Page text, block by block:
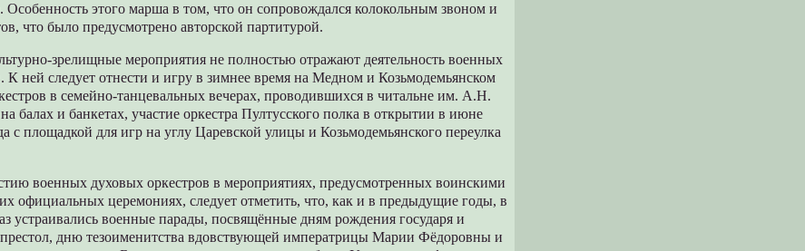
Особенность этого марша в том, что он сопровождался колокольным звоном и
что было предусмотрено авторской партитурой.
зрелищные мероприятия не полностью отражают деятельность военных
К ней следует отнести и игру в зимнее время на Медном и Козьмодемьянском
в семейно-танцевальных вечерах, проводившихся в читальне им. А.Н.
балах и банкетах, участие оркестра Пултусского полка в открытии в июне
с площадкой для игр на углу Царевской улицы и Козьмодемьянского переулка
военных духовых оркестров в мероприятиях, предусмотренных воинскими
официальных церемониях, следует отметить, что, как и в предыдущие годы, в
устраивались военные парады, посвящённые дням рождения государя и
престол, дню тезоименитства вдовствующей императрицы Марии Фёдоровны и